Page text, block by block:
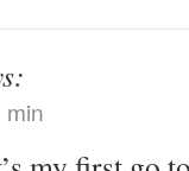
min